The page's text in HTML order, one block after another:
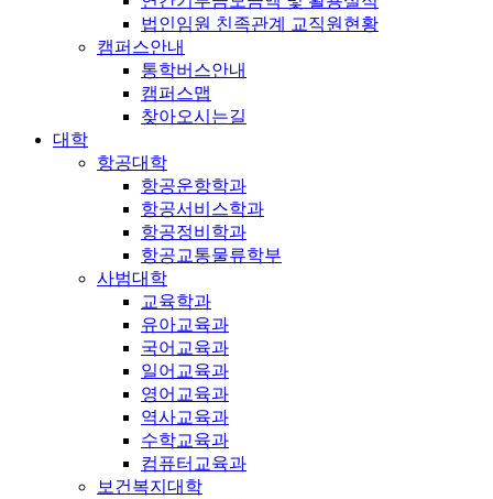
법인임원 친족관계 교직원현황
캠퍼스안내
통학버스안내
캠퍼스맵
찾아오시는길
대학
항공대학
항공운항학과
항공서비스학과
항공정비학과
항공교통물류학부
사범대학
교육학과
유아교육과
국어교육과
일어교육과
영어교육과
역사교육과
수학교육과
컴퓨터교육과
보건복지대학